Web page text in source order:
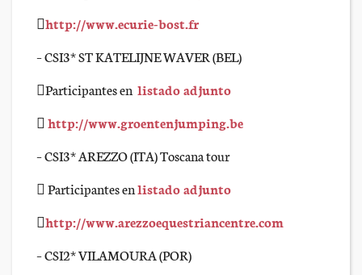
http://www.ecurie-bost.fr
– CSI3* ST KATELIJNE WAVER (BEL)
Participantes en listado adjunto
 http://www.groentenjumping.be
– CSI3* AREZZO (ITA) Toscana tour
 Participantes enlistado adjunto
http://www.arezzoequestriancentre.com
– CSI2* VILAMOURA (POR)